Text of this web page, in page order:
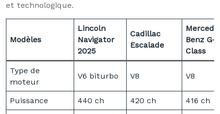
et technologique.
Modèles
Lincoln
Navigator
2025
Cadillac
Escalade
Benz G-
Class
Type de
moteur
V6 biturbo V8 V8
Puissance 440 ch 420 ch 416 ch